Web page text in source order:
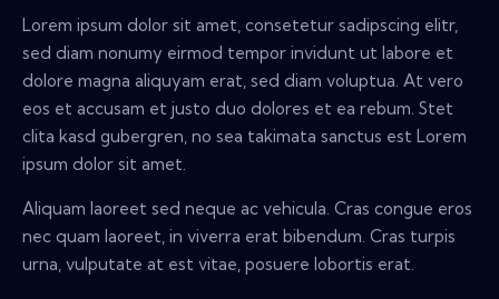
Lorem ipsum dolor sit amet, consetetur sadipscing elitr,
sed diam nonumy eirmod tempor invidunt ut labore et
dolore magna aliquyam erat, sed diam voluptua. At vero
eos et accusam et justo duo dolores et ea rebum. Stet
clita kasd gubergren, no sea takimata sanctus est Lorem
ipsum dolor sit amet.
Aliquam laoreet sed neque ac vehicula. Cras congue eros
nec quam laoreet, in viverra erat bibendum. Cras turpis
urna, vulputate at est vitae, posuere lobortis erat.